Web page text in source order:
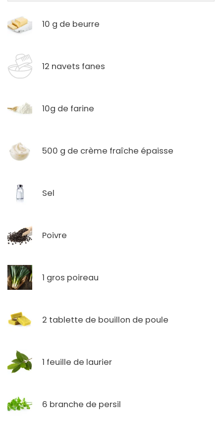
10 g de beurre
12 navets fanes
10g de farine
500 g de crème fraîche épaisse
Sel
Poivre
1 gros poireau
2 tablette de bouillon de poule
1 feuille de laurier
6 branche de persil